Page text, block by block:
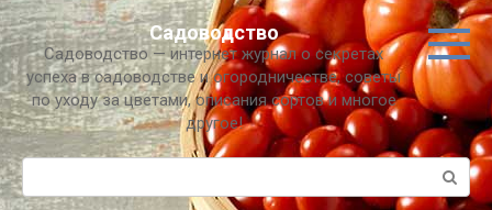
Перейти
к
контенту
Садоводство
Садоводство — интернет журнал о секретах
успеха в садоводстве и огородничестве, советы
по уходу за цветами, описания сортов и многое
другое!
Поиск: